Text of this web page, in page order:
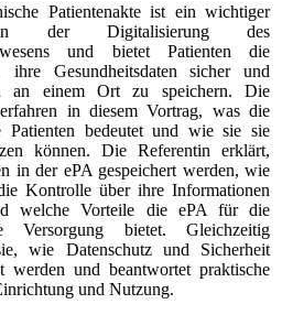
Patientenakte ist ein wichtiger
der Digitalisierung des
und bietet Patienten die
ihre Gesundheitsdaten sicher und
an einem Ort zu speichern. Die
in diesem Vortrag, was die
bedeutet und wie sie sie
können. Die Referentin erklärt,
in der ePA gespeichert werden, wie
Kontrolle über ihre Informationen
welche Vorteile die ePA für die
Versorgung bietet. Gleichzeitig
wie Datenschutz und Sicherheit
werden und beantwortet praktische
und Nutzung.